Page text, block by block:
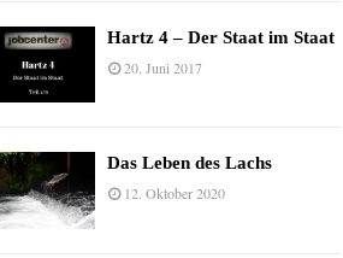
Hartz 4 – Der Staat im Staat
20. Juni 2017
Das Leben des Lachs
12. Oktober 2020